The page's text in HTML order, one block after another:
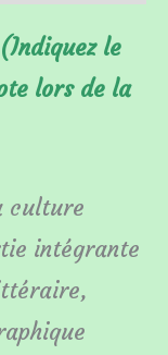
le
lors de la
culture
intégrante